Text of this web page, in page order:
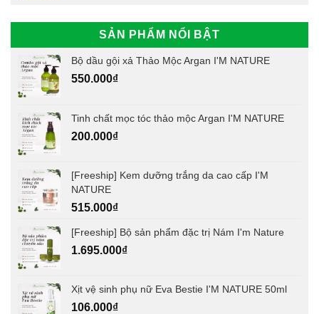
SẢN PHẨM NỔI BẬT
Bộ dầu gội xả Thảo Mộc Argan I'M NATURE
550.000₫
Tinh chất mọc tóc thảo mộc Argan I'M NATURE
200.000₫
[Freeship] Kem dưỡng trắng da cao cấp I'M
NATURE
515.000₫
[Freeship] Bộ sản phẩm đặc trị Nám I'm Nature
1.695.000₫
Xịt vệ sinh phụ nữ Eva Bestie I'M NATURE 50ml
106.000₫